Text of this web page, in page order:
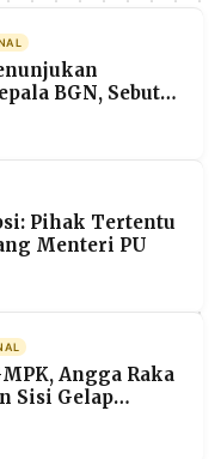
BGN, Sebut
Tata Kelola
Pihak Tertentu
Menteri PU
Angga Raka
Sisi Gelap